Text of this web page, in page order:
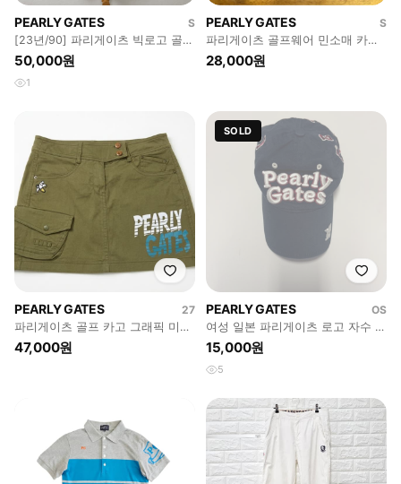
PEARLY GATES
S
[23년/90] 파리게이츠 빅로고 골프
반팔 블랙
50,000원
1
PEARLY GATES
S
파리게이츠 골프웨어 민소매 카라
티 블루 토끼 패턴
28,000원
PEARLY GATES
27
파리게이츠 골프 카고 그래픽 미니
스커트 카키색 0사이즈
47,000원
SOLD
PEARLY GATES
OS
여성 일본 파리게이츠 로고 자수 골
프 볼캡 네이비 F
15,000원
5